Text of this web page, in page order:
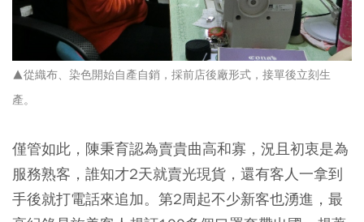
▲從織布、染色開始自產自銷，採前店後廠形式，接單後立刻生
產。
僅管如此，陳秉育認為賣貴曲高和寡，況且初衷是為
服務熟客，誰知才2天就賣光現貨，還有客人一拿到
手後就打電話來追加。第2周起不少新客也湧進，最